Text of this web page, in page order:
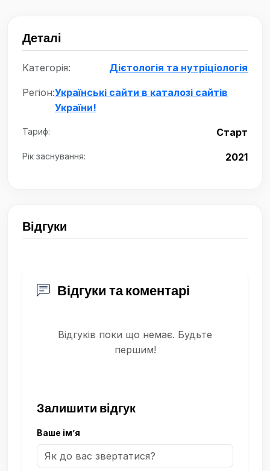
Деталі
Категорія: Дієтологія та нутріціологія
Регіон:Українські сайти в каталозі сайтів
України!
Тариф: Старт
Рік заснування: 2021
Відгуки
Відгуки та коментарі
Відгуків поки що немає. Будьте
першим!
Залишити відгук
Ваше ім’я